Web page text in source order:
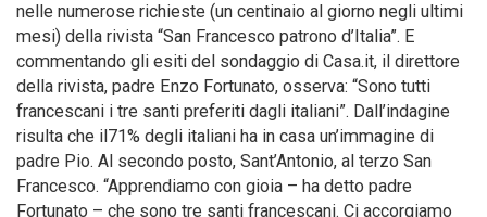
nelle numerose richieste (un centinaio al giorno negli ultimi
mesi) della rivista “San Francesco patrono d’Italia”. E
commentando gli esiti del sondaggio di Casa.it, il direttore
della rivista, padre Enzo Fortunato, osserva: “Sono tutti
francescani i tre santi preferiti dagli italiani”. Dall’indagine
risulta che il71% degli italiani ha in casa un’immagine di
padre Pio. Al secondo posto, Sant’Antonio, al terzo San
Francesco. “Apprendiamo con gioia – ha detto padre
Fortunato – che sono tre santi francescani. Ci accorgiamo